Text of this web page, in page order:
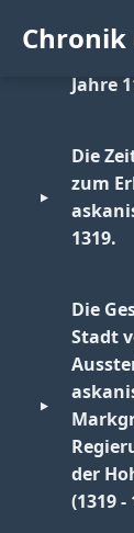
Jahre
Die
und der
▼
Die
zum
1319.
Stadt.
Die
Stadt.
Das
Das
▼
Die
Stadt
der
(1319 -